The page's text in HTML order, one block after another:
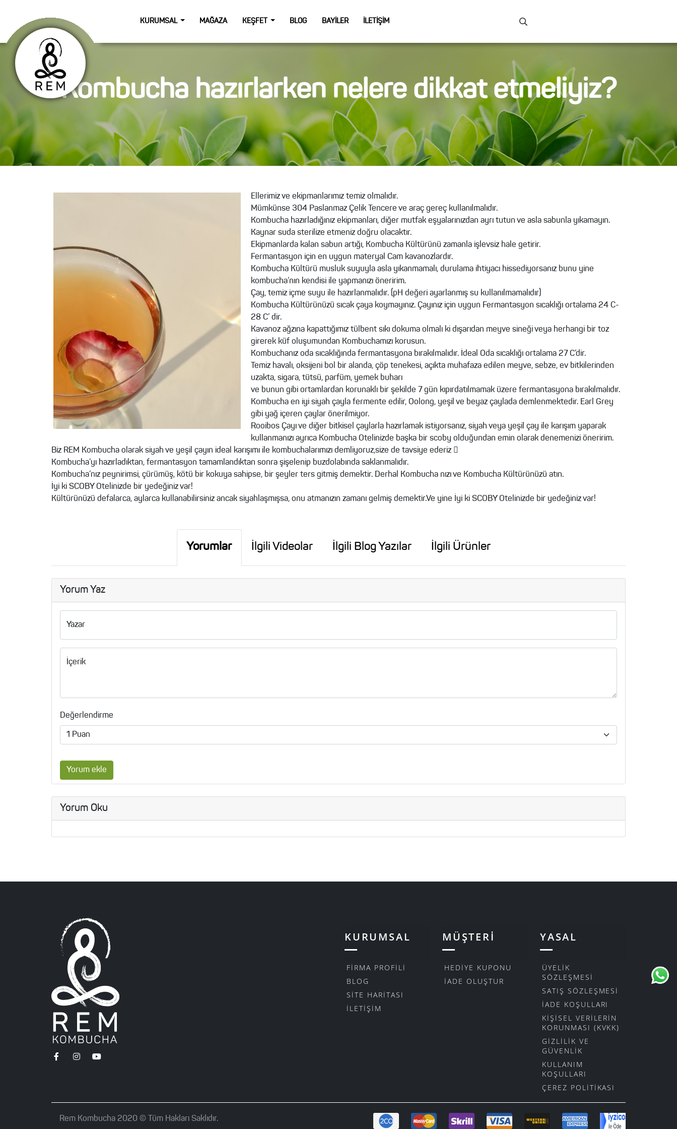
KURUMSAL MAĞAZA KEŞFET BLOG BAYILER İLETIŞIM
Kombucha hazırlarken nelere dikkat etmeliyiz?
Ellerimiz ve ekipmanlarımız temiz olmalıdır.
Mümkünse 304 Paslanmaz Çelik Tencere ve araç gereç kullanılmalıdır.
Kombucha hazırladığınız ekipmanları, diğer mutfak eşyalarınızdan ayrı tutun ve asla sabunla yıkamayın.
Kaynar suda sterilize etmeniz doğru olacaktır.
Ekipmanlarda kalan sabun artığı, Kombucha Kültürünü zamanla işlevsiz hale getirir.
Fermantasyon için en uygun materyal Cam kavanozlardır.
Kombucha Kültürü musluk suyuyla asla yıkanmamalı, durulama ihtiyacı hissediyorsanız bunu yine
kombucha’nın kendisi ile yapmanızı öneririm.
Çay, temiz içme suyu ile hazırlanmalıdır. (pH değeri ayarlanmış su kullanılmamalıdır)
Kombucha Kültürünüzü sıcak çaya koymayınız. Çayınız için uygun Fermantasyon sıcaklığı ortalama 24 C-
28 C’ dir.
Kavanoz ağzına kapattığımız tülbent sıkı dokuma olmalı ki dışarıdan meyve sineği veya herhangi bir toz
girerek küf oluşumundan Kombuchamızı korusun.
Kombuchanız oda sıcaklığında fermantasyona bırakılmalıdır. İdeal Oda sıcaklığı ortalama 27 C’dir.
Temiz havalı, oksijeni bol bir alanda, çöp tenekesi, açıkta muhafaza edilen meyve, sebze, ev bitkilerinden
uzakta, sigara, tütsü, parfüm, yemek buharı
ve bunun gibi ortamlardan korunaklı bir şekilde 7 gün kıpırdatılmamak üzere fermantasyona bırakılmalıdır.
Kombucha en iyi siyah çayla fermente edilir, Oolong, yeşil ve beyaz çaylada demlenmektedir. Earl Grey
gibi yağ içeren çaylar önerilmiyor.
Rooibos Çayı ve diğer bitkisel çaylarla hazırlamak istiyorsanız, siyah veya yeşil çay ile karışım yaparak
kullanmanızı ayrıca Kombucha Otelinizde başka bir scoby olduğundan emin olarak denemenizi öneririm.
Biz REM Kombucha olarak siyah ve yeşil çayın ideal karışımı ile kombuchalarımızı demliyoruz,size de tavsiye ederiz 
Kombucha’yı hazırladıktan, fermantasyon tamamlandıktan sonra şişelenip buzdolabında saklanmalıdır.
Kombucha’nız peynirimsi, çürümüş, kötü bir kokuya sahipse, bir şeyler ters gitmiş demektir. Derhal Kombucha nızı ve Kombucha Kültürünüzü atın.
İyi ki SCOBY Otelinizde bir yedeğiniz var!
Kültürünüzü defalarca, aylarca kullanabilirsiniz ancak siyahlaşmışsa, onu atmanızın zamanı gelmiş demektir.Ve yine İyi ki SCOBY Otelinizde bir yedeğiniz var!
Yorumlar İlgili Videolar İlgili Blog Yazılar İlgili Ürünler
Yorum Yaz
Yazar
İçerik
Değerlendirme
Yorum ekle
Yorum Oku
KURUMSAL
FIRMA PROFILI
BLOG
SITE HARITASI
İLETIŞIM
MÜŞTERI
HEDIYE KUPONU
İADE OLUŞTUR
YASAL
ÜYELIK
SÖZLEŞMESI
SATIŞ SÖZLEŞMESI
İADE KOŞULLARI
KIŞISEL VERILERIN
KORUNMASI (KVKK)
GIZLILIK VE
GÜVENLIK
KULLANIM
KOŞULLARI
ÇEREZ POLITIKASI
Rem Kombucha 2020 ©️ Tüm Hakları Saklıdır.